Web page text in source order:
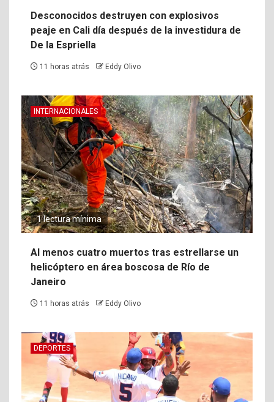
Desconocidos destruyen con explosivos
peaje en Cali día después de la investidura de
De la Espriella
11 horas atrás Eddy Olivo
INTERNACIONALES
1 lectura mínima
Al menos cuatro muertos tras estrellarse un
helicóptero en área boscosa de Río de
Janeiro
11 horas atrás Eddy Olivo
DEPORTES